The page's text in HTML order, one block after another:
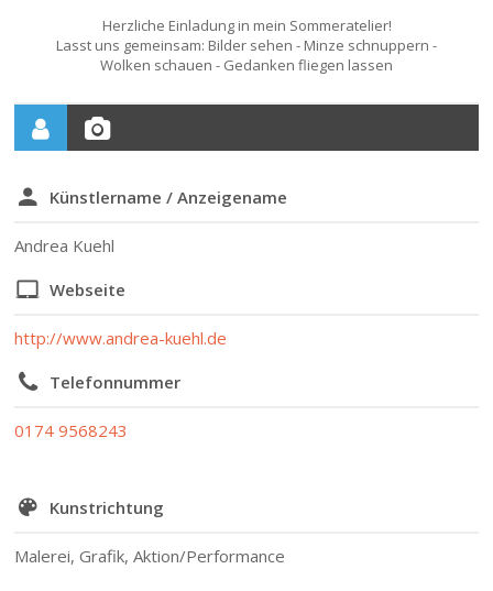
Herzliche Einladung in mein Sommeratelier!
Lasst uns gemeinsam: Bilder sehen - Minze schnuppern -
Wolken schauen - Gedanken fliegen lassen
Künstlername / Anzeigename
Andrea Kuehl
Webseite
http://www.andrea-kuehl.de
Telefonnummer
0174 9568243
Kunstrichtung
Malerei, Grafik, Aktion/Performance